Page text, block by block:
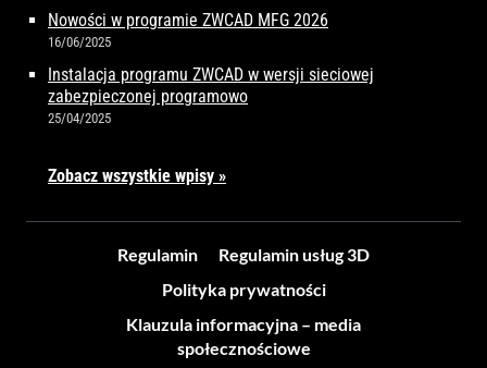
Nowości w programie ZWCAD MFG 2026
16/06/2025
Instalacja programu ZWCAD w wersji sieciowej
zabezpieczonej programowo
25/04/2025
Zobacz wszystkie wpisy »
Regulamin
Regulamin usług 3D
Polityka prywatności
Klauzula informacyjna – media
społecznościowe